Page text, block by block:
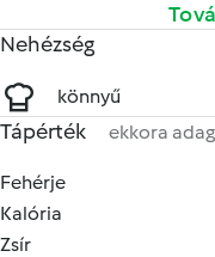
Nehézség
könnyű
Tápérték ekkora
Fehérje
Kalória
Zsír